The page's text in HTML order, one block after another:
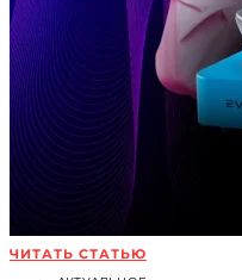
ЧИТАТЬ СТАТЬЮ